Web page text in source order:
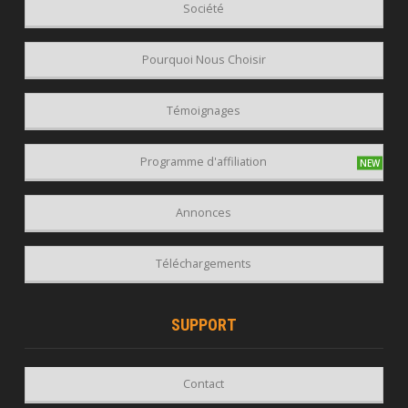
Société
Pourquoi Nous Choisir
Témoignages
Programme d'affiliation
Annonces
Téléchargements
SUPPORT
Contact